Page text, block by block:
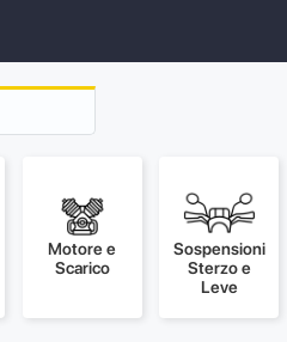
Motore e
Scarico
Sospensioni
Sterzo e
Leve